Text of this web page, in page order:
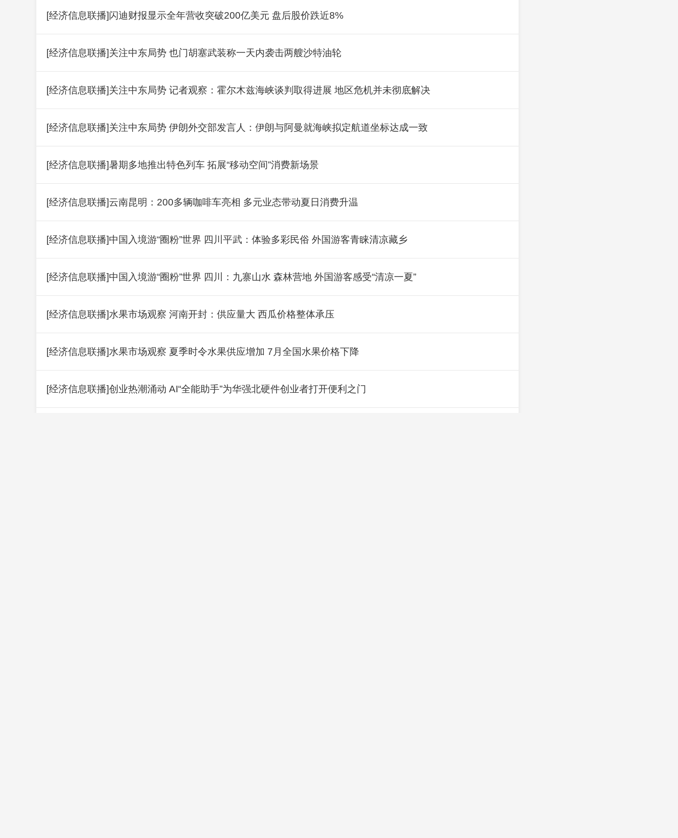
[经济信息联播]闪迪财报显示全年营收突破200亿美元 盘后股价跌近8%
[经济信息联播]关注中东局势 也门胡塞武装称一天内袭击两艘沙特油轮
[经济信息联播]关注中东局势 记者观察：霍尔木兹海峡谈判取得进展 地区危机并未彻底解决
[经济信息联播]关注中东局势 伊朗外交部发言人：伊朗与阿曼就海峡拟定航道坐标达成一致
[经济信息联播]暑期多地推出特色列车 拓展“移动空间”消费新场景
[经济信息联播]云南昆明：200多辆咖啡车亮相 多元业态带动夏日消费升温
[经济信息联播]中国入境游“圈粉”世界 四川平武：体验多彩民俗 外国游客青睐清凉藏乡
[经济信息联播]中国入境游“圈粉”世界 四川：九寨山水 森林营地 外国游客感受“清凉一夏”
[经济信息联播]水果市场观察 河南开封：供应量大 西瓜价格整体承压
[经济信息联播]水果市场观察 夏季时令水果供应增加 7月全国水果价格下降
[经济信息联播]创业热潮涌动 AI“全能助手”为华强北硬件创业者打开便利之门